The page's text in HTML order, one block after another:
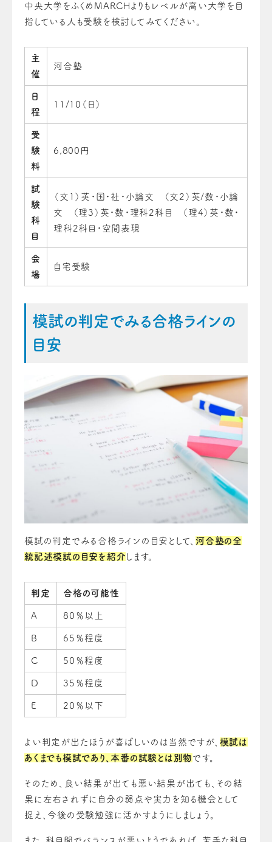
中央大学をふくめMARCHよりもレベルが高い大学を目
指している人も受験を検討してみてください。
主
催
河合塾
日
程
11/10（日）
受
験
料
6,800円
試
験
科
目
（文1）英・国・社・小論文 （文2）英/数・小論
文 （理3）英・数・理科2科目 （理4）英・数・
理科2科目・空間表現
会
場
自宅受験
模試の判定でみる合格ラインの
目安
模試の判定でみる合格ラインの目安として、 河合塾の全
統記述模試の目安を紹介 します。
判定 合格の可能性
A 80％以上
B 65％程度
C 50％程度
D 35％程度
E 20％以下
よい判定が出たほうが喜ばしいのは当然ですが、 模試は
あくまでも模試であり、本番の試験とは別物 です。
そのため、良い結果が出ても悪い結果が出ても、その結
果に左右されずに自分の弱点や実力を知る機会として
捉え、今後の受験勉強に活かすようにしましょう。